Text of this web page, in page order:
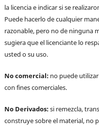
la licencia e indicar si se
Puede hacerlo de cualquier
razonable, pero no de ninguna
sugiera que el licenciante lo
usted o su uso.
No comercial: no puede
con fines comerciales.
No Derivados:si remezcla,
construye sobre el material, no